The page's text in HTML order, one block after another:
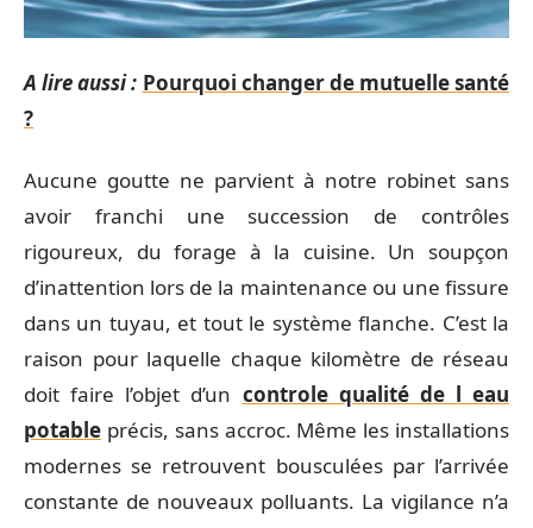
A lire aussi : Pourquoi changer de mutuelle santé
?
Aucune goutte ne parvient à notre robinet sans
avoir franchi une succession de contrôles
rigoureux, du forage à la cuisine. Un soupçon
d’inattention lors de la maintenance ou une fissure
dans un tuyau, et tout le système flanche. C’est la
raison pour laquelle chaque kilomètre de réseau
doit faire l’objet d’un controle qualité de l eau
potable précis, sans accroc. Même les installations
modernes se retrouvent bousculées par l’arrivée
constante de nouveaux polluants. La vigilance n’a